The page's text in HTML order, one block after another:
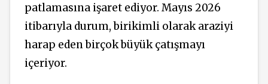
patlamasına işaret ediyor. Mayıs 2026
itibarıyla durum, birikimli olarak araziyi
harap eden birçok büyük çatışmayı
içeriyor.